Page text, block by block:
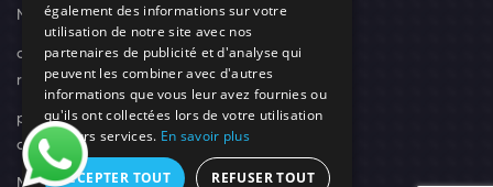
Nos techniciens
campagne-
recrutement
politique de
confidentialité
Mentions légales
également des informations sur votre
utilisation de notre site avec nos
partenaires de publicité et d'analyse qui
peuvent les combiner avec d'autres
informations que vous leur avez fournies ou
qu'ils ont collectées lors de votre utilisation
de leurs services. En savoir plus
ACCEPTER TOUT REFUSER TOUT